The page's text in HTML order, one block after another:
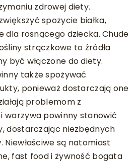
zdrowej diety.
spożycie białka,
dla rosnącego dziecka. Chude
strączkowe to źródła
być włączone do diety.
także spożywać
ponieważ dostarczają one
problemom z
warzywa powinny stanowić
dostarczając niezbędnych
Niewłaściwe są natomiast
fast food i żywność bogata